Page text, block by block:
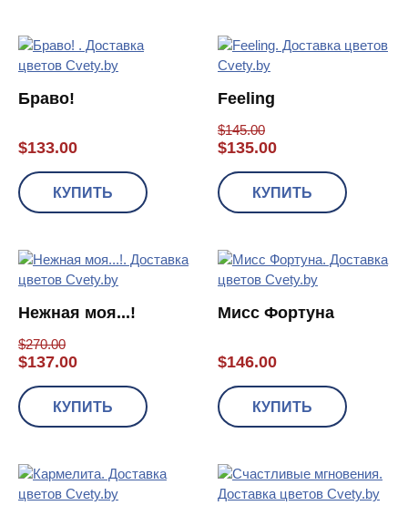
Браво!
$133.00
КУПИТЬ
Feeling
$145.00
$135.00
КУПИТЬ
Нежная моя...!
$270.00
$137.00
КУПИТЬ
Мисс Фортуна
$146.00
КУПИТЬ